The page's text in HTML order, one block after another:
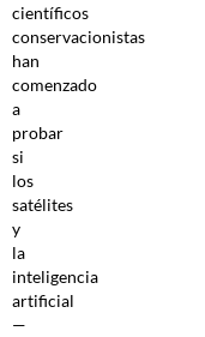
científicos
conservacionistas
han
comenzado
a
probar
si
los
satélites
y
la
inteligencia
artificial
—